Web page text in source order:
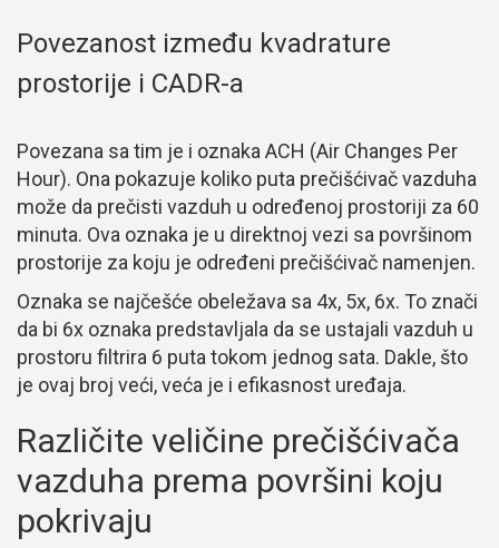
Povezanost između kvadrature
prostorije i CADR-a
Povezana sa tim je i oznaka ACH (Air Changes Per
Hour). Ona pokazuje koliko puta prečišćivač vazduha
može da prečisti vazduh u određenoj prostoriji za 60
minuta. Ova oznaka je u direktnoj vezi sa površinom
prostorije za koju je određeni prečišćivač namenjen.
Oznaka se najčešće obeležava sa 4x, 5x, 6x. To znači
da bi 6x oznaka predstavljala da se ustajali vazduh u
prostoru filtrira 6 puta tokom jednog sata. Dakle, što
je ovaj broj veći, veća je i efikasnost uređaja.
Različite veličine prečišćivača
vazduha prema površini koju
pokrivaju